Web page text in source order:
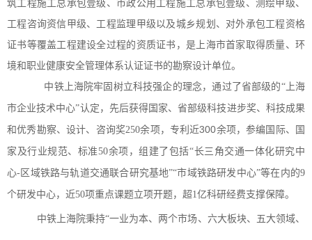
筑工程施工总承包壹级、市政公用工程施工总承包壹级、测绘甲级、
工程咨询资信甲级、工程监理甲级以及城乡规划、对外承包工程资格
证书等覆盖工程建设全过程的资质证书，是上海市首家取得质量、环
境和职业健康安全管理体系认证证书的勘察设计单位。
中铁上海院牢固树立科技强企的理念，通过了省部级的“上海
市企业技术中心”认定， 先后获得国家、省部级科技进步奖、科技成果
和优秀勘察、设计、咨询奖250余项，专利近300余项，参编国际、国
家及行业规范、标准50余项 ，组建了包括“长三角交通一体化研究中
心-区域铁路与轨道交通联合研究基地”“市域铁路研发中心”等在内的9
个研发中心，近50项重点课题立项开题，超1亿科研经费支撑保障。
中铁上海院秉持“一业为本、两个市场、六大板块、五大领域、